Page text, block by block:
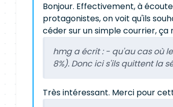
Bonjour. Effectivement, à
protagonistes, on voit qu'ils
céder sur un simple courrier,
hmg a écrit :- qu'au cas où
8%). Donc ici s'ils quittent la
Très intéressant. Merci pour